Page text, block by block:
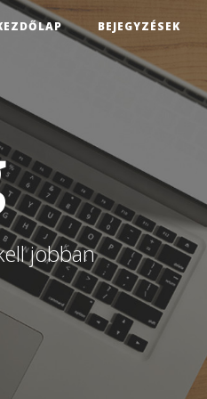
BEJEGYZÉSEK
jobban